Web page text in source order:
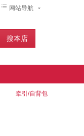
网站导航
牵引/自背包